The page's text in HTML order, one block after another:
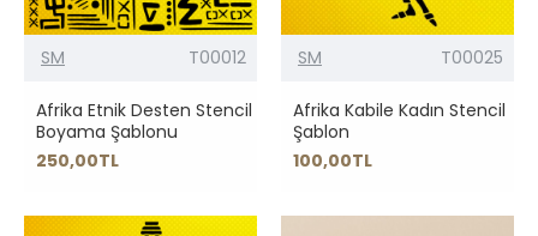
SM T00012
Afrika Etnik Desten Stencil
Boyama Şablonu
250,00TL
SM T00025
Afrika Kabile Kadın Stencil
Şablon
100,00TL